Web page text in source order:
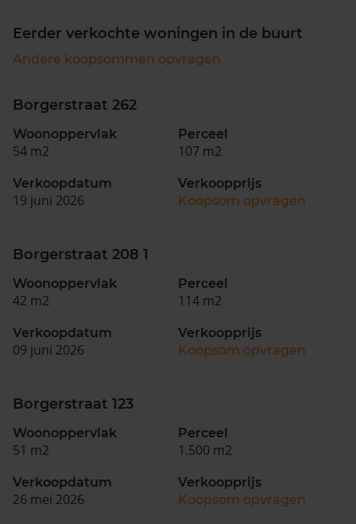
Eerder verkochte woningen in de buurt
Andere koopsommen opvragen
Borgerstraat 262
Woonoppervlak
54 m2
Perceel
107 m2
Verkoopdatum
19 juni 2026
Verkoopprijs
Koopsom opvragen
Borgerstraat 208 1
Woonoppervlak
42 m2
Perceel
114 m2
Verkoopdatum
09 juni 2026
Verkoopprijs
Koopsom opvragen
Borgerstraat 123
Woonoppervlak
51 m2
Perceel
1.500 m2
Verkoopdatum
26 mei 2026
Verkoopprijs
Koopsom opvragen